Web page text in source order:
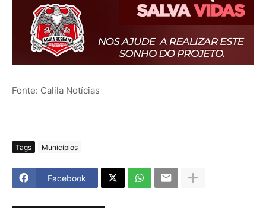
Fonte: Calila Notícias
Tags Municípios
Facebook